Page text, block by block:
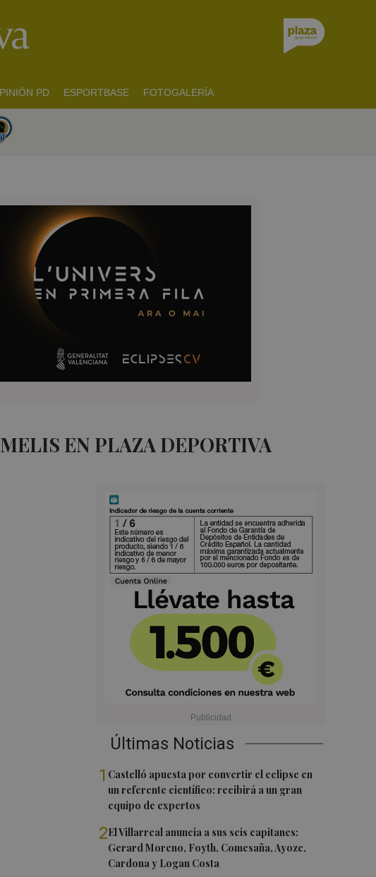
PD ESPORTBASE FOTOGALERÍA
EN PLAZA DEPORTIVA
Últimas Noticias
1 Castelló apuesta por convertir el eclipse en
un referente científico: recibirá a un gran
equipo de expertos
2El Villarreal anuncia a sus seis capitanes:
Gerard Moreno, Foyth, Comesaña, Ayoze,
Cardona y Logan Costa